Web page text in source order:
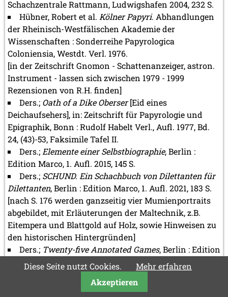
Schachzentrale Rattmann, Ludwigshafen 2004, 232 S.
Hübner, Robert et al. Kölner Papyri. Abhandlungen
der Rheinisch-Westfälischen Akademie der
Wissenschaften : Sonderreihe Papyrologica
Coloniensia, Westdt. Verl. 1976.
[in der Zeitschrift Gnomon - Schattenanzeiger, astron.
Instrument - lassen sich zwischen 1979 - 1999
Rezensionen von R.H. finden]
Ders.; Oath of a Dike Oberser[Eid eines
Deichaufsehers], in: Zeitschrift für Papyrologie und
Epigraphik, Bonn : Rudolf Habelt Verl., Aufl. 1977, Bd.
24, (43)-53, Faksimile Tafel II.
Ders.;Elemente einer Selbstbiographie, Berlin :
Edition Marco, 1. Aufl. 2015, 145 S.
Ders.; SCHUND. Ein Schachbuch von Dilettanten für
Dilettanten, Berlin : Edition Marco, 1. Aufl. 2021, 183 S.
[nach S. 176 werden ganzseitig vier Mumienportraits
abgebildet, mit Erläuterungen der Maltechnik, z.B.
Eitempera und Blattgold auf Holz, sowie Hinweisen zu
den historischen Hintergründen]
Ders.; Twenty-five Annotated Games, Berlin : Edition
Marco, 1. Aufl. 1996, 416 S.
[eine Rezension des Buches verfasste Stefan Löffler in
Diese Seite nutzt Cookies.
Mehr erfahren
Akzeptieren